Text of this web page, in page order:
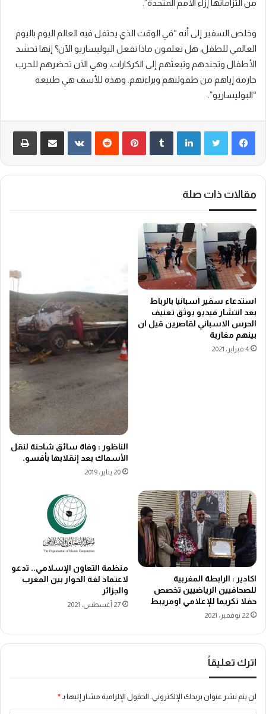
من التزاماتها إزاء الأمم المتحدة”.
وخلص السفير إلى أنه “في الوقت الذي يحتفل فيه العالم اليوم باليوم
العالمي للطفل، هل تعلمون ماذا تفعل البوليساريو الآن؟ إنها تحشد
الأطفال وتجندهم وتبعثهم إلى الكركارات، وهي الآن تحضرهم للحرب
حارمة إياهم من طفولتهم وبراءتهم. وهذه للأسف هي طبيعة
“البوليساريو”.
لينكدإن بينتيريست ‏VKontakte
مقالات ذات صلة
استدعاء سفير اسبانيا بالرباط
بعد انتشار فيديو يوثق تعنيف
الحرس الاسباني لقاصرين قيل ان
بينهم مغاربة
4 فبراير، 2021
الناظور : وفاة سائق شاحنة لنقل
الأسماك بعد إنقلابها بأفسو.
20 يناير، 2019
اكادير : الرابطة المغربية
للصحافيين الرياضيين تخصص
حفلا تكريما للإعلامي اومريبط
22 نوفمبر، 2021
منظمة التعاون الإسلامي.. تدعو
لاعتماد لغة الحوار بين المغرب
والجزائر
27 أغسطس، 2021
اترك تعليقاً
لن يتم نشر عنوان بريدك الإلكتروني. الحقول الإلزامية مشار إليها بـ*